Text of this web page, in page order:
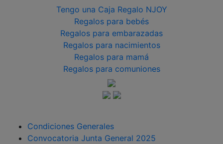
Tengo una Caja Regalo NJOY
Regalos para bebés
Regalos para embarazadas
Regalos para nacimientos
Regalos para mamá
Regalos para comuniones
Condiciones Generales
Convocatoria Junta General 2025